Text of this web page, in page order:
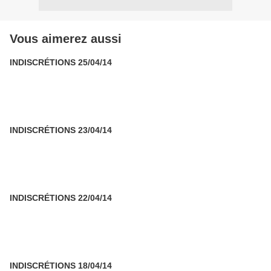
Vous aimerez aussi
INDISCRÉTIONS 25/04/14
INDISCRÉTIONS 23/04/14
INDISCRÉTIONS 22/04/14
INDISCRÉTIONS 18/04/14